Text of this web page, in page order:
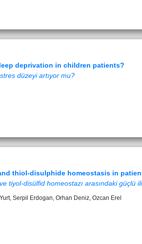
deprivation in children patients?
düzeyi artıyor mu?
thiol-disulphide homeostasis in
tiyol-disülfid homeostazı arasındaki güçlü
Serpil Erdogan, Orhan Deniz, Ozcan Erel